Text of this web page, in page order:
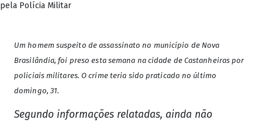
pela Polícia Militar
Um homem suspeito de assassinato no município de Nova
Brasilândia, foi preso esta semana na cidade de Castanheiras por
policiais militares. O crime teria sido praticado no último
domingo, 31.
Segundo informações relatadas, ainda não